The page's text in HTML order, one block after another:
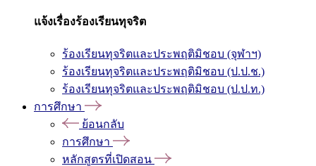
แจ้งเรื่องร้องเรียนทุจริต
ร้องเรียนทุจริตและประพฤติมิชอบ (จุฬาฯ)
ร้องเรียนทุจริตและประพฤติมิชอบ (ป.ป.ช.)
ร้องเรียนทุจริตและประพฤติมิชอบ (ป.ป.ท.)
การศึกษา
ย้อนกลับ
การศึกษา
หลักสูตรที่เปิดสอน